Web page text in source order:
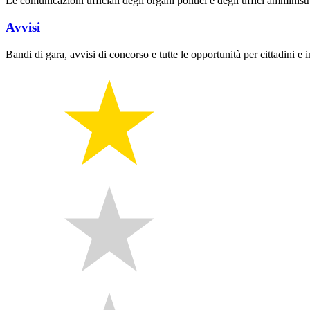
Avvisi
Bandi di gara, avvisi di concorso e tutte le opportunità per cittadini e